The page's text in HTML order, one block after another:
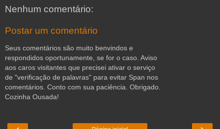
Nenhum comentário:
Postar um comentário
Seus comentários são muito benvindos e
respondidos oportunamente, se for o caso. Aviso
aos caros visitantes que precisei ativar o serviço
de "verificação de palavras" para evitar Span nos
comentários. Conto com sua paciência. Obrigado.
Cozinha Ousada!